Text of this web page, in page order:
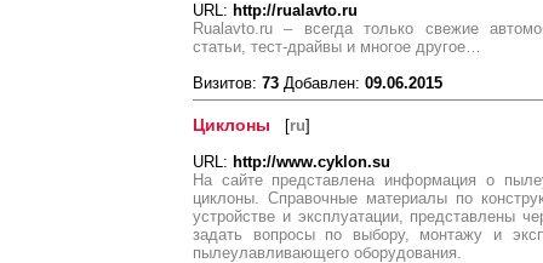
URL: http://rualavto.ru
Rualavto.ru – всегда только свежие
статьи, тест-драйвы и многое другое…
Визитов: 73 Добавлен: 09.06.2015
Циклоны [ru]
URL: http://www.cyklon.su
На сайте представлена информация о
циклоны. Справочные материалы по
устройстве и эксплуатации, представлены
задать вопросы по выбору, монтажу и
пылеулавливающего оборудования.